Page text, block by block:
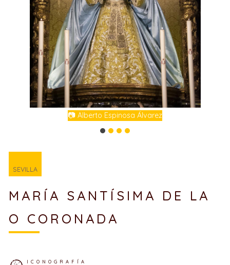
📷 Alberto Espinosa Álvarez
SEVILLA
MARÍA SANTÍSIMA DE LA
O CORONADA
ICONOGRAFÍA